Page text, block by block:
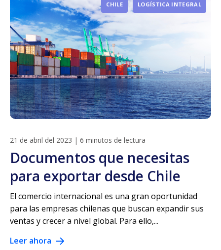
CHILE LOGÍSTICA INTEGRAL
21 de abril del 2023 | 6 minutos de lectura
Documentos que necesitas
para exportar desde Chile
El comercio internacional es una gran oportunidad
para las empresas chilenas que buscan expandir sus
ventas y crecer a nivel global. Para ello,...
Leer ahora